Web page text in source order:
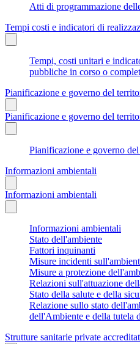
Atti di programmazione
Tempi costi e indicatori di
Tempi, costi unitari e
pubbliche in corso o
Pianificazione e governo del
Pianificazione e governo del
Pianificazione e governo
Informazioni ambientali
Informazioni ambientali
Informazioni ambientali
Stato dell'ambiente
Fattori inquinanti
Misure incidenti
Misure a protezione
Relazioni sull'attuazione
Stato della salute e della
Relazione sullo stato
dell'Ambiente e della tutela
Strutture sanitarie private